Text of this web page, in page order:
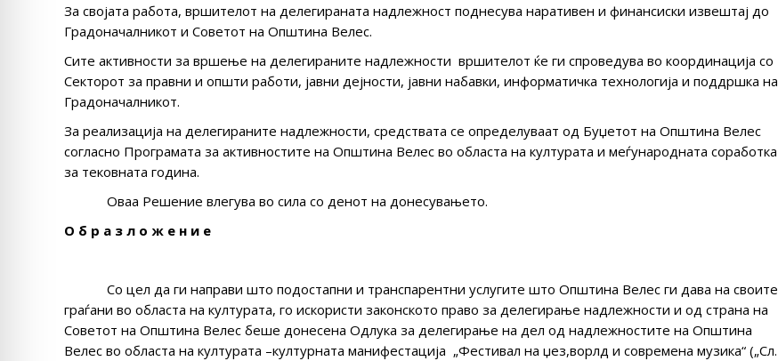
За својата работа, вршителот на делегираната надлежност поднесува наративен и финансиски извештај до
Градоначалникот и Советот на Општина Велес.
Сите активности за вршење на делегираните надлежности вршителот ќе ги спроведува во координација со
Секторот за правни и општи работи, јавни дејности, јавни набавки, информатичка технологија и поддршка на
Градоначалникот.
За реализација на делегираните надлежности, средствата се определуваат од Буџетот на Општина Велес
согласно Програмата за активностите на Општина Велес во областа на културата и меѓународната соработка
за тековната година.
Оваа Решение влегува во сила со денот на донесувањето.
О б р а з л о ж е н и е
Со цел да ги направи што подостапни и транспарентни услугите што Општина Велес ги дава на своите
граѓани во областа на културата, го искористи законското право за делегирање надлежности и од страна на
Советот на Општина Велес беше донесена Одлука за делегирање на дел од надлежностите на Општина
Велес во областа на културата –културната манифестација „Фестивал на џез,ворлд и современа музика“ („Сл.